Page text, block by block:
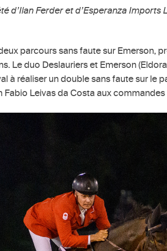
d’Ilan Ferder et d’Esperanza Imports
parcours sans faute sur Emerson,
Le duo Deslauriers et Emerson
à réaliser un double sans faute sur le
Leivas da Costa aux commandes